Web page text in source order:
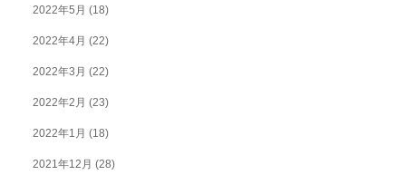
2022年5月 (18)
2022年4月 (22)
2022年3月 (22)
2022年2月 (23)
2022年1月 (18)
2021年12月 (28)